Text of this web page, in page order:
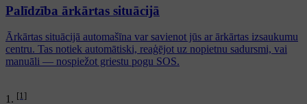
[1]
Palīdzība ārkārtas situācijā
Ārkārtas situācijā automašīna var savienot jūs ar ārkārtas izsaukumu
centru. Tas notiek automātiski, reaģējot uz nopietnu sadursmi, vai
manuāli — nospiežot griestu pogu SOS.